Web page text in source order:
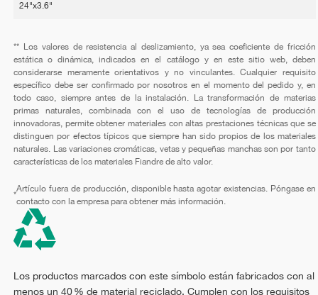
24"x3.6"
** Los valores de resistencia al deslizamiento, ya sea coeficiente de fricción
estática o dinámica, indicados en el catálogo y en este sitio web, deben
considerarse meramente orientativos y no vinculantes. Cualquier requisito
específico debe ser confirmado por nosotros en el momento del pedido y, en
todo caso, siempre antes de la instalación. La transformación de materias
primas naturales, combinada con el uso de tecnologías de producción
innovadoras, permite obtener materiales con altas prestaciones técnicas que se
distinguen por efectos típicos que siempre han sido propios de los materiales
naturales. Las variaciones cromáticas, vetas y pequeñas manchas son por tanto
características de los materiales Fiandre de alto valor.
*
Artículo fuera de producción, disponible hasta agotar existencias. Póngase en
contacto con la empresa para obtener más información.
Los productos marcados con este símbolo están fabricados con al
menos un 40 % de material reciclado. Cumplen con los requisitos